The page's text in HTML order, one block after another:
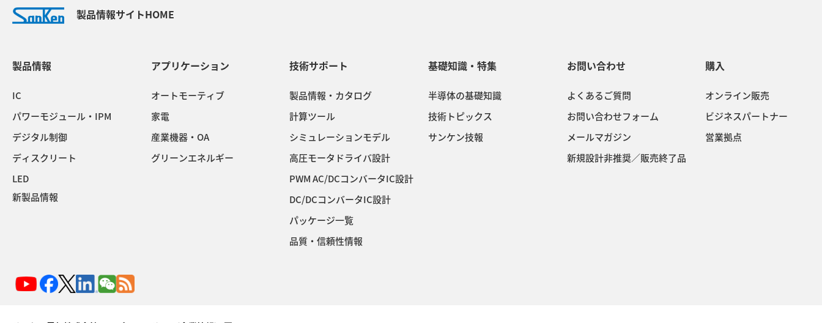
製品情報サイトHOME
製品情報
IC
パワーモジュール・IPM
デジタル制御
ディスクリート
LED
新製品情報
アプリケーション
オートモーティブ
家電
産業機器・OA
グリーンエネルギー
技術サポート
製品情報・カタログ
計算ツール
シミュレーションモデル
高圧モータドライバ設計
PWM AC/DCコンバータIC設計
DC/DCコンバータIC設計
パッケージ一覧
品質・信頼性情報
基礎知識・特集
半導体の基礎知識
技術トピックス
サンケン技報
お問い合わせ
よくあるご質問
お問い合わせフォーム
メールマガジン
新規設計非推奨／販売終了品
購入
オンライン販売
ビジネスパートナー
営業拠点